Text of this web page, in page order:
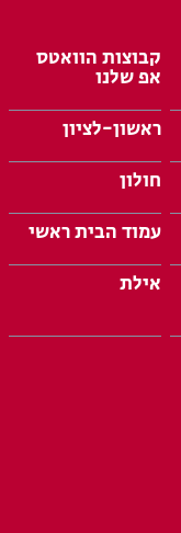
קבוצות הוואטס
אפ שלנו
ראשון-לציון
חולון
עמוד הבית ראשי
אילת